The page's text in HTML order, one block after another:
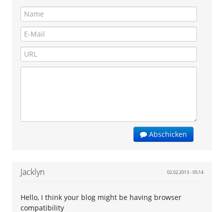
Abschicken
Jacklyn 02.02.2013 - 05:14
Hello, I think your blog might be having browser
compatibility